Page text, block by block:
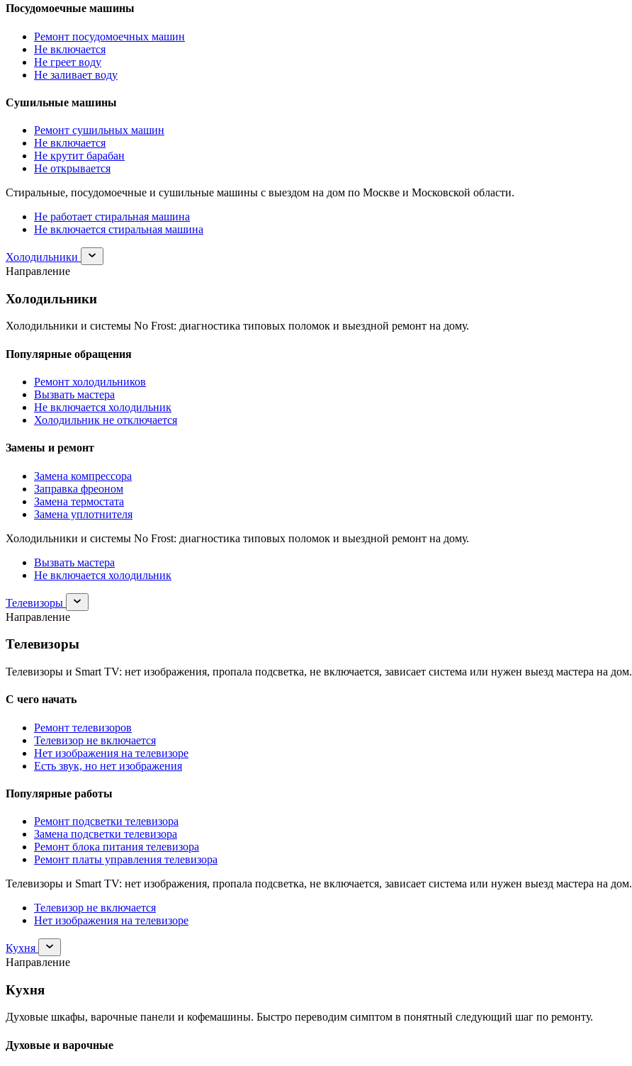
Посудомоечные машины
Ремонт посудомоечных машин
Не включается
Не греет воду
Не заливает воду
Сушильные машины
Ремонт сушильных машин
Не включается
Не крутит барабан
Не открывается
Стиральные, посудомоечные и сушильные машины с выездом на дом по Москве и Московской области.
Не работает стиральная машина
Не включается стиральная машина
Холодильники
Раскрыть
раздел
Направление
Холодильники
Холодильники и системы No Frost: диагностика типовых поломок и выездной ремонт на дому.
Популярные обращения
Ремонт холодильников
Вызвать мастера
Не включается холодильник
Холодильник не отключается
Замены и ремонт
Замена компрессора
Заправка фреоном
Замена термостата
Замена уплотнителя
Холодильники и системы No Frost: диагностика типовых поломок и выездной ремонт на дому.
Вызвать мастера
Не включается холодильник
Телевизоры
Раскрыть
раздел
Направление
Телевизоры
Телевизоры и Smart TV: нет изображения, пропала подсветка, не включается, зависает система или нужен выезд мастера на дом.
С чего начать
Ремонт телевизоров
Телевизор не включается
Нет изображения на телевизоре
Есть звук, но нет изображения
Популярные работы
Ремонт подсветки телевизора
Замена подсветки телевизора
Ремонт блока питания телевизора
Ремонт платы управления телевизора
Телевизоры и Smart TV: нет изображения, пропала подсветка, не включается, зависает система или нужен выезд мастера на дом.
Телевизор не включается
Нет изображения на телевизоре
Кухня
Раскрыть
раздел
Кухня
Направление
Кухня
Духовые шкафы, варочные панели и кофемашины. Быстро переводим симптом в понятный следующий шаг по ремонту.
Духовые и варочные